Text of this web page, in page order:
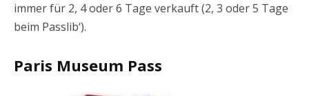
immer für 2, 4 oder 6 Tage verkauft (2, 3 oder 5 Tage
beim Passlib‘).
Paris Museum Pass